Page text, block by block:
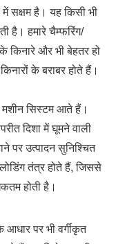
सक्षम है। यह किसी भी
है। हमारे चैम्फरिंग/
किनारे और भी बेहतर हो
के बराबर होते हैं।
सिस्टम आते हैं।
दिशा में घूमने वाली
पर उत्पादन सुनिश्चित
तंत्र होते हैं, जिससे
होती है।
आधार पर भी वर्गीकृत